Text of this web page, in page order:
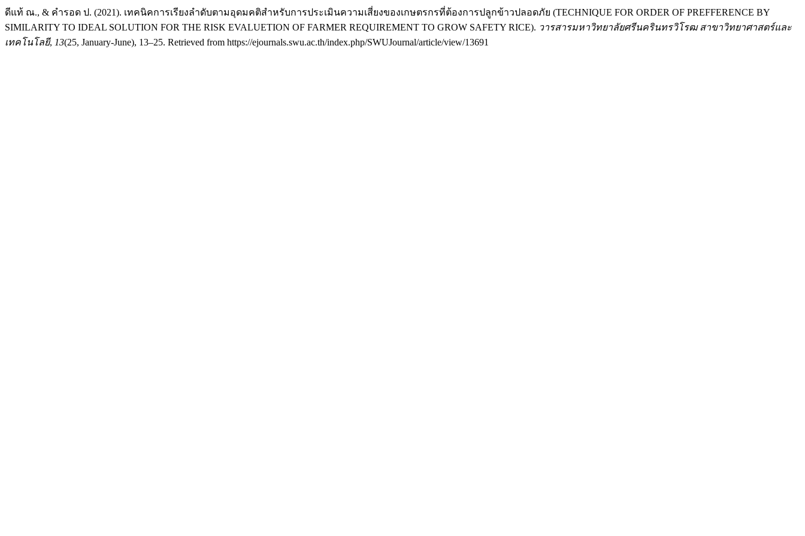
ดีแท้ ณ., & คำรอด ป. (2021). เทคนิคการเรียงลำดับตามอุดมคติสำหรับการประเมินความเสี่ยงของเกษตรกรที่ต้องการปลูกข้าวปลอดภัย (TECHNIQUE FOR ORDER OF PREFFERENCE BY
SIMILARITY TO IDEAL SOLUTION FOR THE RISK EVALUETION OF FARMER REQUIREMENT TO GROW SAFETY RICE). วารสารมหาวิทยาลัยศรีนครินทรวิโรฒ สาขาวิทยาศาสตร์และ
เทคโนโลยี, 13(25, January-June), 13–25. Retrieved from https://ejournals.swu.ac.th/index.php/SWUJournal/article/view/13691